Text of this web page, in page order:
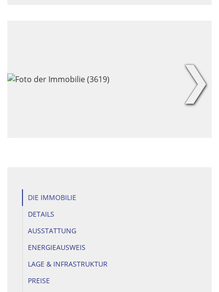
❯
DIE IMMOBILIE
DETAILS
AUSSTATTUNG
ENERGIEAUSWEIS
LAGE & INFRASTRUKTUR
PREISE